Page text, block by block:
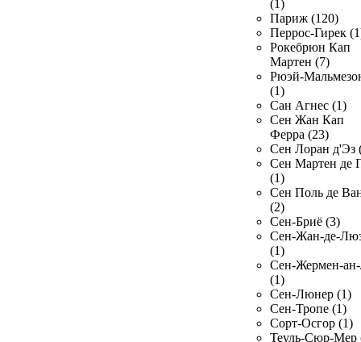
(1)
Париж (120)
Перрос-Гирек
Рокебрюн Кап
Мартен (7)
Рюэй-
(1)
Сан Агнес (1)
Сен Жан Кап
Ферра (23)
Сен Лоран д'Эз
Сен Мартен де
(1)
Сен Поль де
(2)
Сен-Бриё (3)
Сен-Жан-де-
(1)
Сен-Жермен-
(1)
Сен-Люнер (1)
Сен-Тропе (1)
Сорт-Осгор (1)
Теуль-Сюр-Мер